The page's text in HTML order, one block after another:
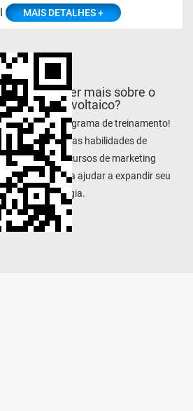
MAIS DETALHES +
Quer aprender mais sobre o
sistema fotovoltaico?
Junte -se ao programa de treinamento!
Você terá todas as habilidades de
experiência e recursos de marketing
necessários para ajudar a expandir seu
negócio de energia.